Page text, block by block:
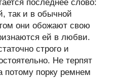
последнее слово:
так и в обычной
они обожают свою
ей в любви.
строго и
Не терпят
потому порку ремнем